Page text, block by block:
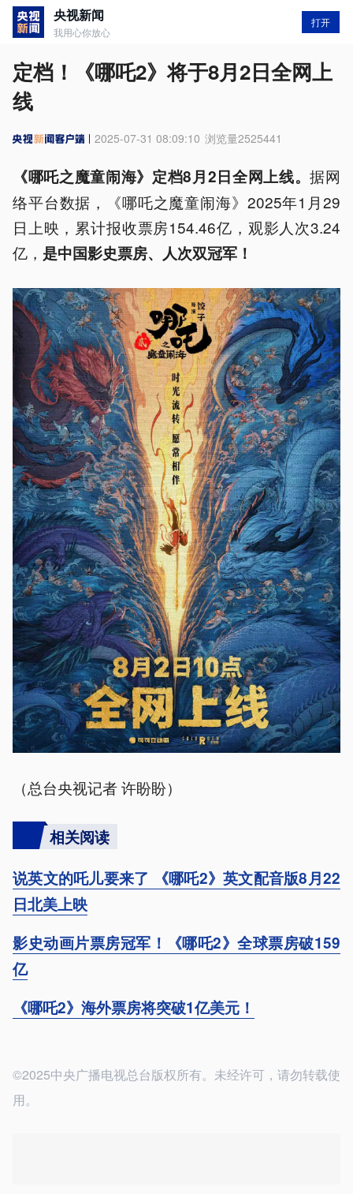
央视新闻
我用心你放心
打开
定档！《哪吒2》将于8月2日全网上
线
2025-07-31 08:09:10 浏览量2525441
《哪吒之魔童闹海》定档8月2日全网上线。据网
络平台数据，《哪吒之魔童闹海》2025年1月29
日上映，累计报收票房154.46亿，观影人次3.24
亿， 是中国影史票房、人次双冠军！
（总台央视记者 许盼盼）
相关阅读
说英文的吒儿要来了 《哪吒2》英文配音版8月22
日北美上映
影史动画片票房冠军！《哪吒2》全球票房破159
亿
《哪吒2》海外票房将突破1亿美元！
©2025中央广播电视总台版权所有。未经许可，请勿转载使
用。